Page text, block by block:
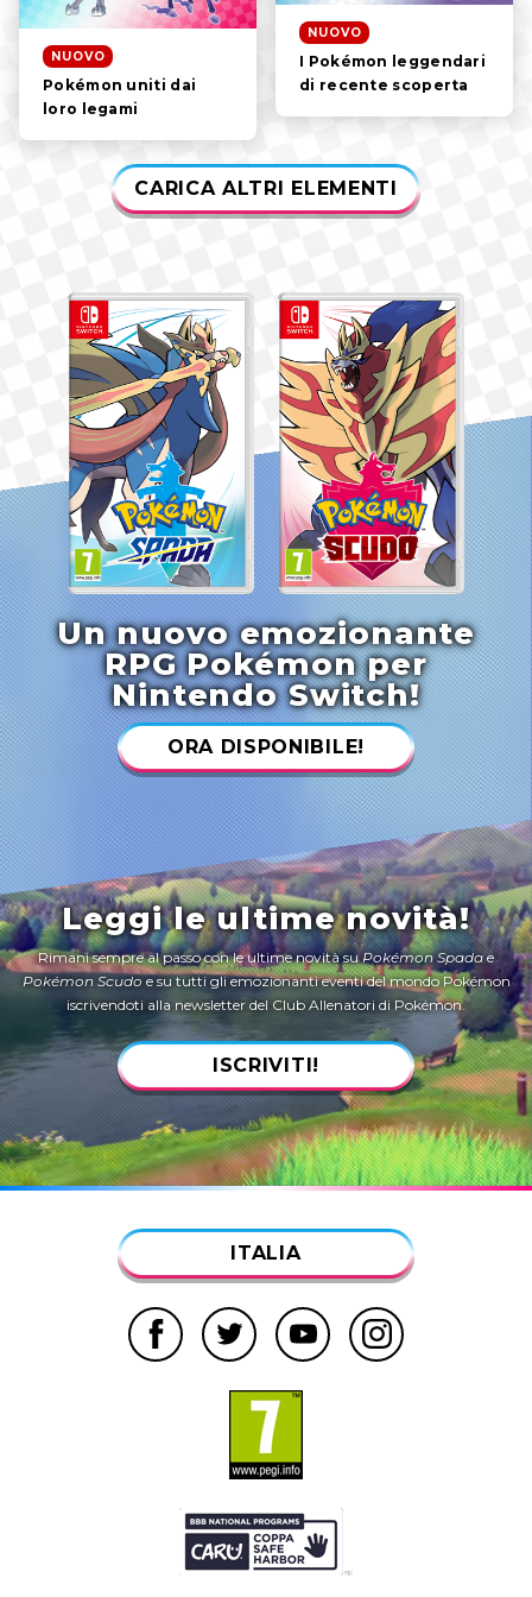
NUOVO
I Pokémon leggendari
di recente scoperta
NUOVO
Pokémon uniti dai
loro legami
CARICA ALTRI ELEMENTI
Un nuovo emozionante
RPG Pokémon per
Nintendo Switch!
ORA DISPONIBILE!
Leggi le ultime novità!
Rimani sempre al passo con le ultime novità suPokémon Spadae
Pokémon Scudoe su tutti gli emozionanti eventi del mondo Pokémon
iscrivendoti alla newsletter del Club Allenatori di Pokémon.
ISCRIVITI!
ITALIA